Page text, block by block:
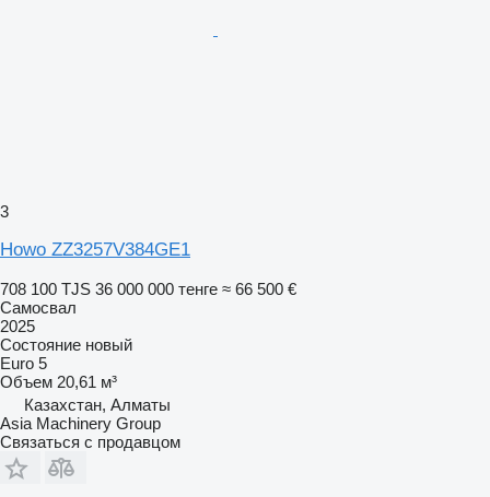
3
Howo ZZ3257V384GE1
708 100 TJS 36 000 000 тенге ≈ 66 500 €
Самосвал
2025
Состояние новый
Euro 5
Объем 20,61 м³
Казахстан, Алматы
Asia Machinery Group
Связаться с продавцом